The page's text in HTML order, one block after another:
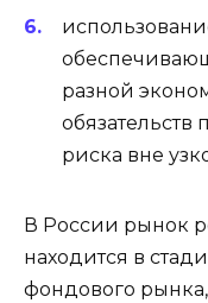
разной
риска вне
В России рынок
находится в
фондового